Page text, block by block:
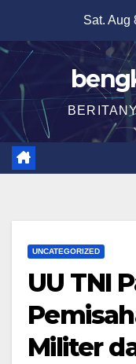
content
Sat. Aug
UNCATEGORIZED
UU TNI
Militer